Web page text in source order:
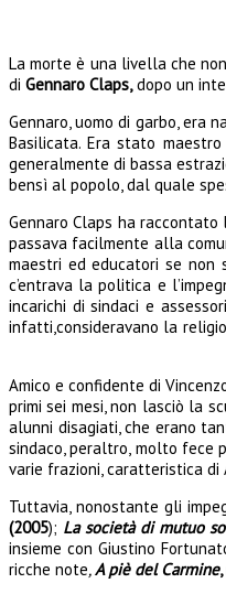
La morte è una livella che
di Gennaro Claps,dopo un
Gennaro, uomo di garbo, era
Basilicata. Era stato
generalmente di bassa
bensì al popolo, dal quale
Gennaro Claps ha
passava facilmente alla
maestri ed educatori se non
c’entrava la politica e
incarichi di sindaci e
infatti,consideravano la
Amico e confidente di
primi sei mesi, non lasciò la
alunni disagiati, che erano
sindaco, peraltro, molto fece
varie frazioni, caratteristica
Tuttavia, nonostante gli
(2005); La società di mutuo
insieme con Giustino
ricche note,A piè del Carmine,